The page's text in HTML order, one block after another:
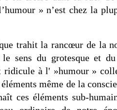
» n’est chez la
trahit la rancœur de la
le sens du grotesque et
ridicule à l' »humour »
même de la
ces éléments sub-